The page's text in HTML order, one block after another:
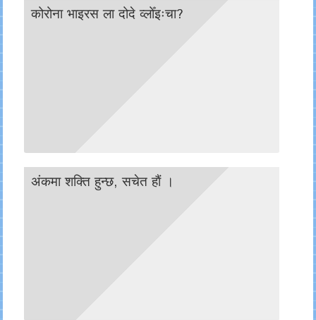
कोरोना भाइरस ला दोदे व्लोँइःचा?
अंकमा शक्ति हुन्छ, सचेत हाैं ।